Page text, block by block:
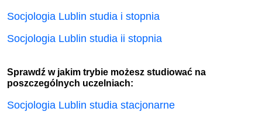
Socjologia Lublin studia i stopnia
Socjologia Lublin studia ii stopnia
Sprawdź w jakim trybie możesz studiować na
poszczególnych uczelniach:
Socjologia Lublin studia stacjonarne